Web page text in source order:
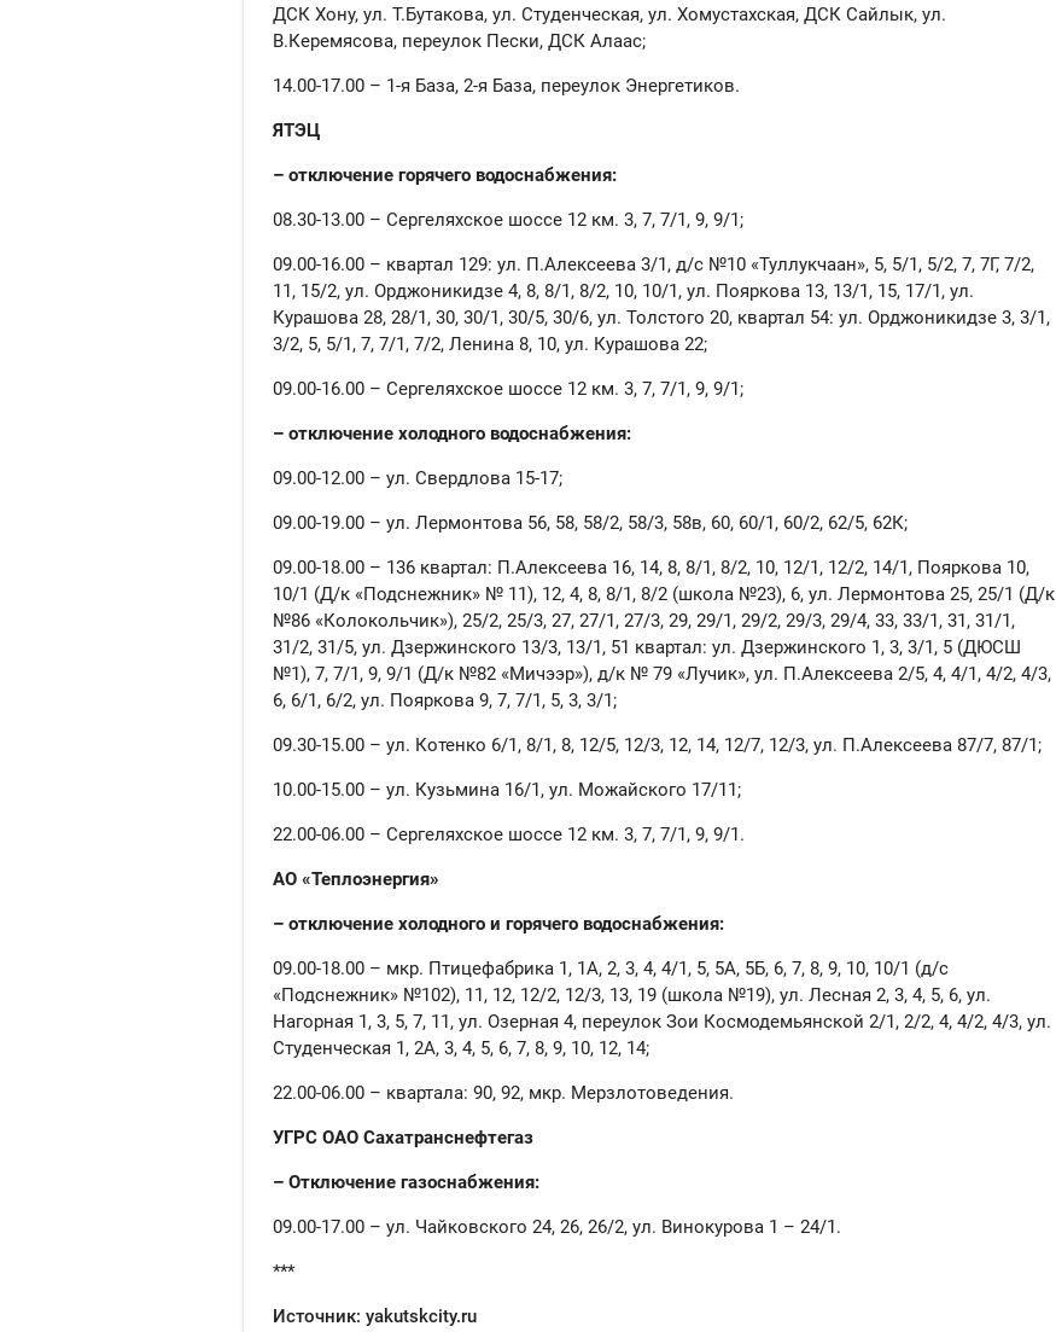
ДСК Хону, ул. Т.Бутакова, ул. Студенческая, ул. Хомустахская, ДСК Сайлык, ул.
В.Керемясова, переулок Пески, ДСК Алаас;
14.00-17.00 – 1-я База, 2-я База, переулок Энергетиков.
ЯТЭЦ
– отключение горячего водоснабжения:
08.30-13.00 – Сергеляхское шоссе 12 км. 3, 7, 7/1, 9, 9/1;
09.00-16.00 – квартал 129: ул. П.Алексеева 3/1, д/с №10 «Туллукчаан», 5, 5/1, 5/2, 7, 7Г, 7/2,
11, 15/2, ул. Орджоникидзе 4, 8, 8/1, 8/2, 10, 10/1, ул. Пояркова 13, 13/1, 15, 17/1, ул.
Курашова 28, 28/1, 30, 30/1, 30/5, 30/6, ул. Толстого 20, квартал 54: ул. Орджоникидзе 3, 3/1,
3/2, 5, 5/1, 7, 7/1, 7/2, Ленина 8, 10, ул. Курашова 22;
09.00-16.00 – Сергеляхское шоссе 12 км. 3, 7, 7/1, 9, 9/1;
– отключение холодного водоснабжения:
09.00-12.00 – ул. Свердлова 15-17;
09.00-19.00 – ул. Лермонтова 56, 58, 58/2, 58/3, 58в, 60, 60/1, 60/2, 62/5, 62К;
09.00-18.00 – 136 квартал: П.Алексеева 16, 14, 8, 8/1, 8/2, 10, 12/1, 12/2, 14/1, Пояркова 10,
10/1 (Д/к «Подснежник» № 11), 12, 4, 8, 8/1, 8/2 (школа №23), 6, ул. Лермонтова 25, 25/1 (Д/к
№86 «Колокольчик»), 25/2, 25/3, 27, 27/1, 27/3, 29, 29/1, 29/2, 29/3, 29/4, 33, 33/1, 31, 31/1,
31/2, 31/5, ул. Дзержинского 13/3, 13/1, 51 квартал: ул. Дзержинского 1, 3, 3/1, 5 (ДЮСШ
№1), 7, 7/1, 9, 9/1 (Д/к №82 «Мичээр»), д/к № 79 «Лучик», ул. П.Алексеева 2/5, 4, 4/1, 4/2, 4/3,
6, 6/1, 6/2, ул. Пояркова 9, 7, 7/1, 5, 3, 3/1;
09.30-15.00 – ул. Котенко 6/1, 8/1, 8, 12/5, 12/3, 12, 14, 12/7, 12/3, ул. П.Алексеева 87/7, 87/1;
10.00-15.00 – ул. Кузьмина 16/1, ул. Можайского 17/11;
22.00-06.00 – Сергеляхское шоссе 12 км. 3, 7, 7/1, 9, 9/1.
АО «Теплоэнергия»
– отключение холодного и горячего водоснабжения:
09.00-18.00 – мкр. Птицефабрика 1, 1А, 2, 3, 4, 4/1, 5, 5А, 5Б, 6, 7, 8, 9, 10, 10/1 (д/с
«Подснежник» №102), 11, 12, 12/2, 12/3, 13, 19 (школа №19), ул. Лесная 2, 3, 4, 5, 6, ул.
Нагорная 1, 3, 5, 7, 11, ул. Озерная 4, переулок Зои Космодемьянской 2/1, 2/2, 4, 4/2, 4/3, ул.
Студенческая 1, 2А, 3, 4, 5, 6, 7, 8, 9, 10, 12, 14;
22.00-06.00 – квартала: 90, 92, мкр. Мерзлотоведения.
УГРС ОАО Сахатранснефтегаз
– Отключение газоснабжения:
09.00-17.00 – ул. Чайковского 24, 26, 26/2, ул. Винокурова 1 – 24/1.
***
Источник: yakutskcity.ru